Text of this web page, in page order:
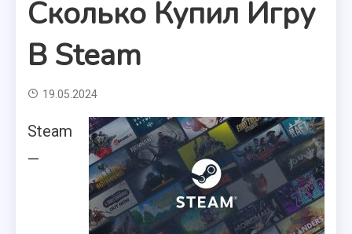
Сколько Купил Игру
В Steam
19.05.2024
Steam
—